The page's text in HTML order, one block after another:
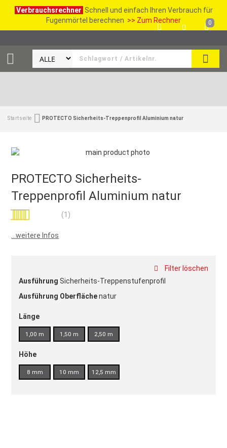
Verbrauchsrechner Schnell und einfach Ihren Verbrauch für
Fugenmörtel berechnen >> Zum Rechner
SUCHE
0
Startseite PROTECTO Sicherheits-Treppenprofil Aluminium natur
PROTECTO Sicherheits-
Treppenprofil Aluminium natur
(1)
...weitere Infos
Filter löschen
Länge
1,00 m 1,50 m 2,50 m
Höhe
8 mm 10 mm 12,5 mm
Ausführung Sicherheits-Treppenstufenprofil
Ausführung Oberflächenatur